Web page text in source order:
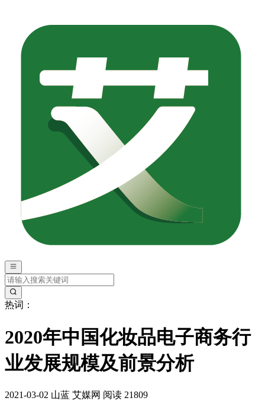
热词：
2020年中国化妆品电子商务行
业发展规模及前景分析
2021-03-02 山蓝 艾媒网 阅读 21809